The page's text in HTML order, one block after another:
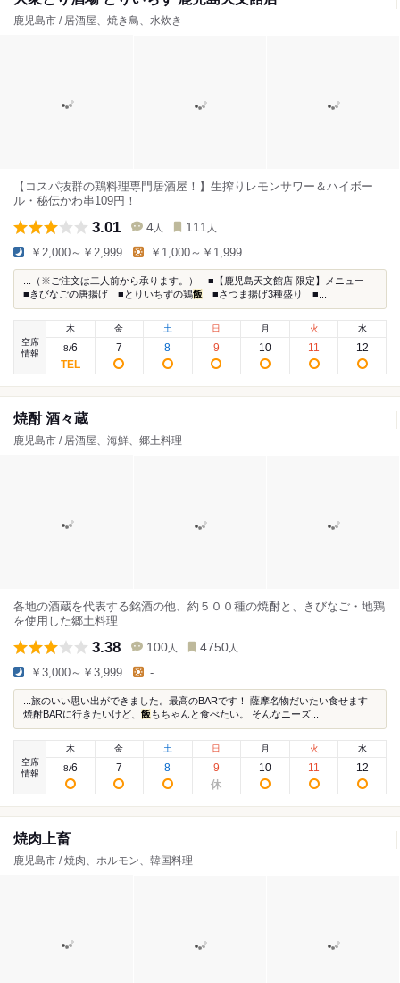
鹿児島市 / 居酒屋、焼き鳥、水炊き
【コスパ抜群の鶏料理専門居酒屋！】生搾りレモンサワー＆ハイボー
ル・秘伝かわ串109円！
3.01 4 人 111 人
￥2,000～￥2,999 ￥1,000～￥1,999
...（※ご注文は二人前から承ります。） ■【鹿児島天文館店 限定】メニュー
■きびなごの唐揚げ ■とりいちずの鶏飯 ■さつま揚げ3種盛り ■...
空席
情報
木
8/6
金
7
土
8
日
9
月
10
火
11
水
12
焼酎 酒々蔵
鹿児島市 / 居酒屋、海鮮、郷土料理
各地の酒蔵を代表する銘酒の他、約５００種の焼酎と、きびなご・地鶏
を使用した郷土料理
3.38 100 人 4750 人
￥3,000～￥3,999 -
...旅のいい思い出ができました。最高のBARです！ 薩摩名物だいたい食せます
焼酎BARに行きたいけど、 飯 もちゃんと食べたい。 そんなニーズ...
空席
情報
木
8/6
金
7
土
8
日
9
月
10
火
11
水
12
焼肉上畜
鹿児島市 / 焼肉、ホルモン、韓国料理